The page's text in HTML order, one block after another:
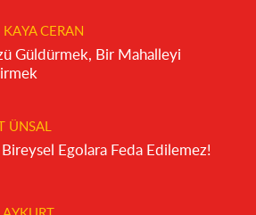
KAYA CERAN
Güldürmek, Bir Mahalleyi
ÜNSAL
Bireysel Egolara Feda Edilemez!